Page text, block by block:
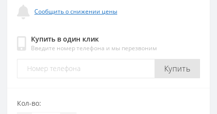
Сообщить о снижении цены
Купить в один клик
Введите номер телефона и мы перезвоним
Купить
Кол-во: